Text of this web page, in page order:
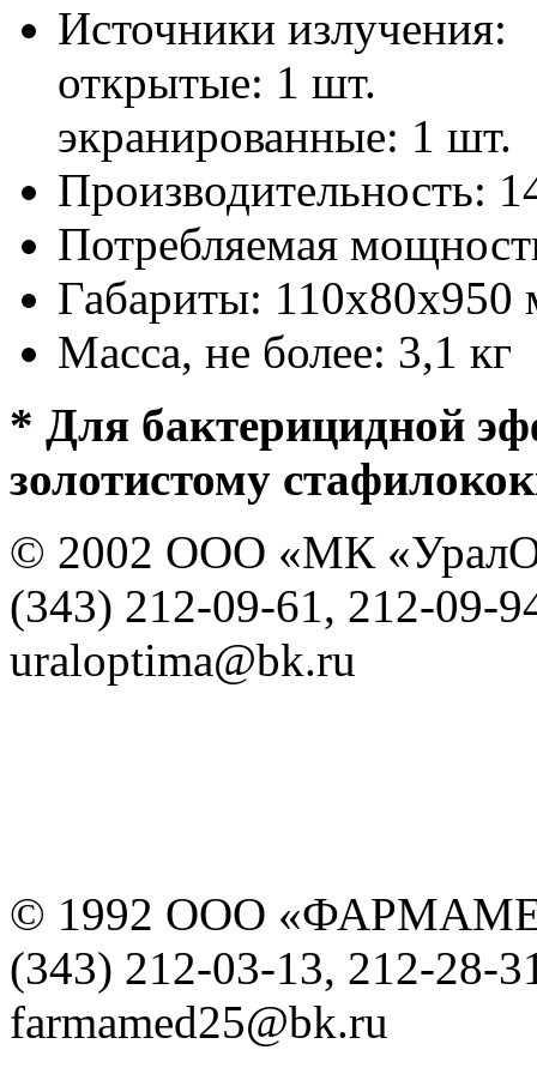
Источники излучения:
открытые: 1 шт.
экранированные: 1 шт.
Производительность:
Потребляемая
Габариты: 110х80х950
Масса, не более: 3,1 кг
* Для бактерицидной
золотистому
© 2002 ООО «МК
(343) 212-09-61, 212-09-
uraloptima@bk.ru
© 1992 ООО
(343) 212-03-13, 212-28-
farmamed25@bk.ru